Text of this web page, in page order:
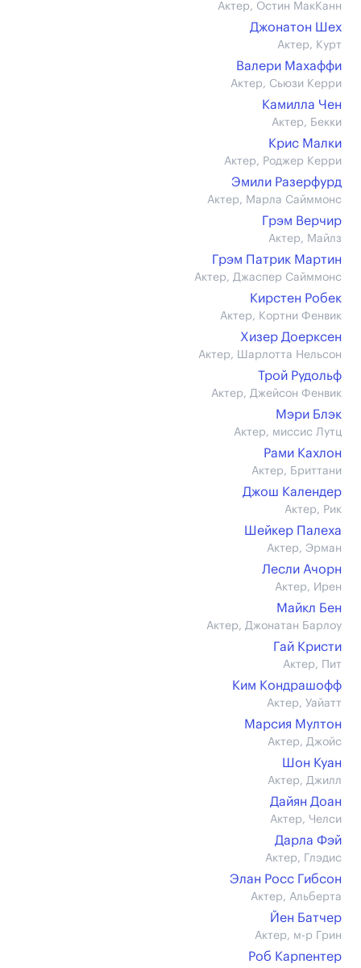
Актер, Остин МакКанн
Джонатон Шех
Актер, Курт
Валери Махаффи
Актер, Сьюзи Керри
Камилла Чен
Актер, Бекки
Крис Малки
Актер, Роджер Керри
Эмили Разерфурд
Актер, Марла Сайммонс
Грэм Верчир
Актер, Майлз
Грэм Патрик Мартин
Актер, Джаспер Сайммонс
Кирстен Робек
Актер, Кортни Фенвик
Хизер Доерксен
Актер, Шарлотта Нельсон
Трой Рудольф
Актер, Джейсон Фенвик
Мэри Блэк
Актер, миссис Лутц
Рами Кахлон
Актер, Бриттани
Джош Календер
Актер, Рик
Шейкер Палеха
Актер, Эрман
Лесли Ачорн
Актер, Ирен
Майкл Бен
Актер, Джонатан Барлоу
Гай Кристи
Актер, Пит
Ким Кондрашофф
Актер, Уайатт
Марсия Мултон
Актер, Джойс
Шон Куан
Актер, Джилл
Дайян Доан
Актер, Челси
Дарла Фэй
Актер, Глэдис
Элан Росс Гибсон
Актер, Альберта
Йен Батчер
Актер, м-р Грин
Роб Карпентер